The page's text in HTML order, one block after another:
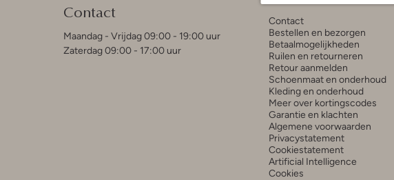
Contact
Maandag - Vrijdag 09:00 - 19:00 uur
Zaterdag 09:00 - 17:00 uur
Contact
Bestellen en bezorgen
Betaalmogelijkheden
Ruilen en retourneren
Retour aanmelden
Schoenmaat en onderhoud
Kleding en onderhoud
Meer over kortingscodes
Garantie en klachten
Algemene voorwaarden
Privacystatement
Cookiestatement
Artificial Intelligence
Cookies